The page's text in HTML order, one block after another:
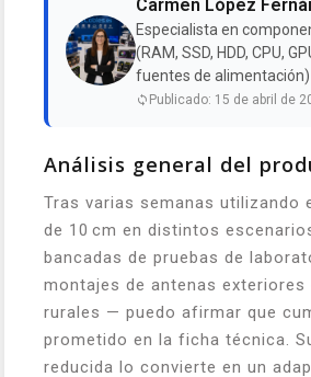
Carmen López
Especialista en
(RAM, SSD, HDD, CPU,
fuentes de alimentación)
Publicado: 15 de abril de
Análisis general del
Tras varias semanas utilizando
de 10 cm en distintos
bancadas de pruebas de
montajes de antenas exteriores
rurales — puedo afirmar que
prometido en la ficha técnica.
reducida lo convierte en un